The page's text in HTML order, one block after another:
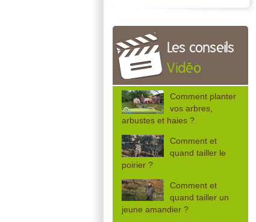
Les conseils
Vidéo
Comment planter
vos arbres,
arbustes et haies ?
Comment et
quand tailler le
poirier ?
Comment et
quand tailler un
jeune amandier ?